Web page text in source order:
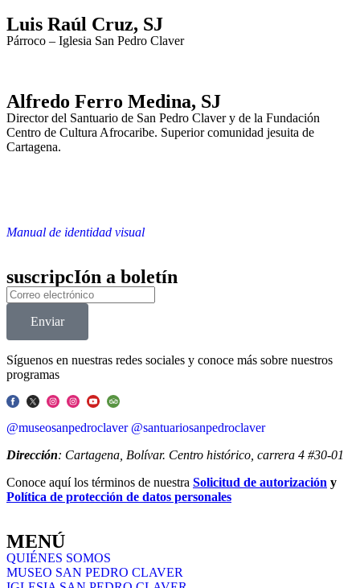
Luis Raúl Cruz, SJ
Párroco – Iglesia San Pedro Claver
Alfredo Ferro Medina, SJ
Director del Santuario de San Pedro Claver y de la Fundación
Centro de Cultura Afrocaribe. Superior comunidad jesuita de
Cartagena.
Manual de identidad visual
suscripcIón a boletín
Enviar
Síguenos en nuestras redes sociales y conoce más sobre nuestros
programas
@museosanpedroclaver @santuariosanpedroclaver
Dirección: Cartagena, Bolívar. Centro histórico, carrera 4 #30-01
Conoce aquí los términos de nuestra Solicitud de autorización y
Política de protección de datos personales
MENÚ
QUIÉNES SOMOS
MUSEO SAN PEDRO CLAVER